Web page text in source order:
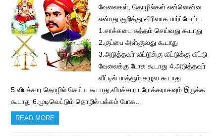
வேலைகள், தொழில்கள் என்னென்ன
என்பது குறித்து விரிவாக பார்ப்போம் :
1.சாக்கடை சுத்தம் செய்வது கூடாது
2.குப்பை அள்ளுவது கூடாது
3.அடுத்தவர் வீட்டுக்கு வீட்டுக்கு வீட்டு
வேலைக்கு போக கூடாது 4.அடுத்தவர்
வீட்டில் பாத்ரூம் கழுவ கூடாது
5.விபச்சார தொழில் செய்ய கூடாது,விபச்சார புரோக்கராகவும் இருக்க
கூடாது 6.முடிவெட்டும் தொழில் பக்கம் போக…
READ MORE